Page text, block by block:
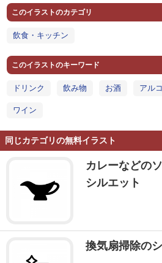
このイラストのカテゴリ
飲食・キッチン
このイラストのキーワード
ドリンク 飲み物 お酒 アル
ワイン
同じカテゴリの無料イラスト
カレーなどの
シルエット
換気扇掃除の